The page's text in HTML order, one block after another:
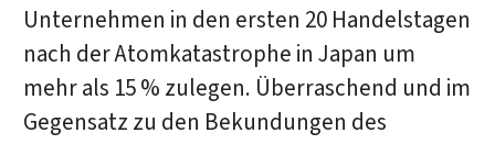
Unternehmen in den ersten 20 Handelstagen
nach der Atomkatastrophe in Japan um
mehr als 15 % zulegen. Überraschend und im
Gegensatz zu den Bekundungen des